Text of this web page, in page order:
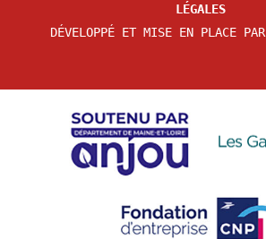
LÉGALES
DÉVELOPPÉ ET MISE EN PLACE PAR